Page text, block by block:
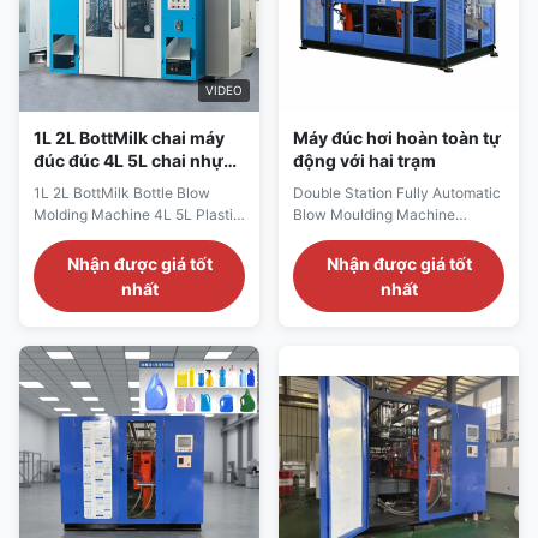
VIDEO
1L 2L BottMilk chai máy
đúc đúc 4L 5L chai nhựa
máy đúc
1L 2L BottMilk Bottle Blow
Molding Machine 4L 5L Plastic
Bottle Moulding Machine
Technical Specifications
Specification Value Voltage
380V Clamping Force (kN) 180
Processed PP, HDPE, PET,
PE/PP, HDPE/PP Automation
Automatic Power (kW) 35
Weight (t) 1.5 Warranty 1 Year
Video ...
Nhận được giá tốt
nhất
Máy đúc hơi hoàn toàn tự
động với hai trạm
Double Station Fully Automatic
Blow Moulding Machine
Double Station Automatic PP
PE Extrusion Blow Bottle
Blowing Moulding Machine for
20L 25L 30L can bottle
Plastic ProcessedPP, HDPE,
PET, PE/PP, HDPE/PP
AutomationAutomatic ...
Nhận được giá tốt
nhất